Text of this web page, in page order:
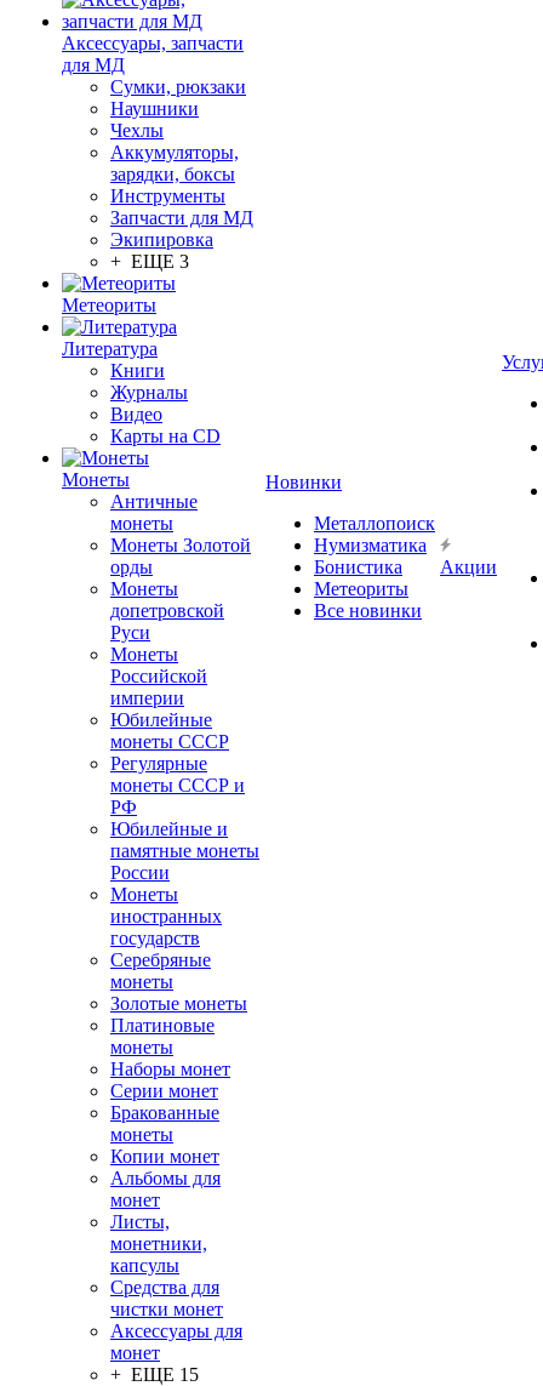
Аксессуары, запчасти
для МД
Сумки, рюкзаки
Наушники
Чехлы
Аккумуляторы,
зарядки, боксы
Инструменты
Запчасти для МД
Экипировка
+ ЕЩЕ 3
Метеориты
Литература
Книги
Журналы
Видео
Карты на CD
Монеты
Античные
монеты
Монеты Золотой
орды
Монеты
допетровской
Руси
Монеты
Российской
империи
Юбилейные
монеты СССР
Регулярные
монеты СССР и
РФ
Юбилейные и
памятные монеты
России
Монеты
иностранных
государств
Серебряные
монеты
Золотые монеты
Платиновые
монеты
Наборы монет
Серии монет
Бракованные
монеты
Копии монет
Альбомы для
монет
Листы,
монетники,
капсулы
Средства для
чистки монет
Аксессуары для
монет
+ ЕЩЕ 15
Новинки
Металлопоиск
Нумизматика
Бонистика
Метеориты
Все новинки
Акции